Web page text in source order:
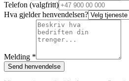
Telefon (valgfritt)
Hva gjelder henvendelsen?
Melding *
Send henvendelse